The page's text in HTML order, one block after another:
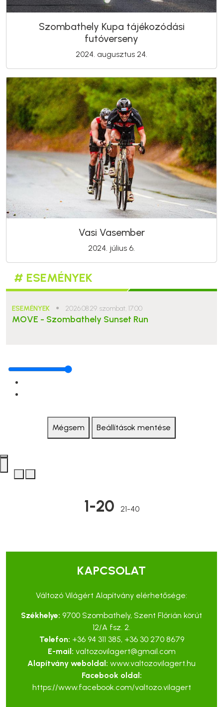
Szombathely Kupa tájékozódási
futóverseny
2024. augusztus 24.
Vasi Vasember
2024. július 6.
# ESEMÉNYEK
ESEMÉNYEK ● 2026.08.29. szombat, 17:00
MOVE - Szombathely Sunset Run
Mégsem Beállítások mentése
1-20 21-40
KAPCSOLAT
Változó Világért Alapítvány elérhetősége:
Székhelye: 9700 Szombathely, Szent Flórián körút
12/A fsz. 2.
Telefon: +36 94 311 385, +36 30 270 8679
E-mail: valtozovilagert@gmail.com
Alapítvány weboldal: www.valtozovilagert.hu
Facebook oldal:
https://www.facebook.com/valtozo.vilagert